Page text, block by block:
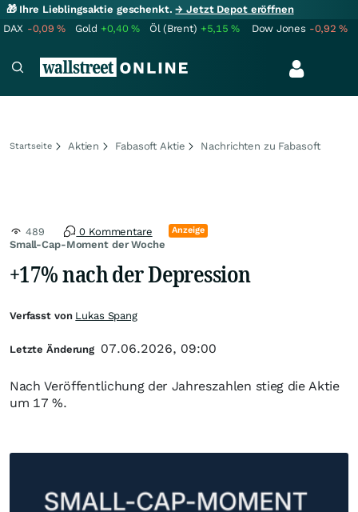
🎁 Ihre Lieblingsaktie geschenkt.→ Jetzt Depot eröffnen
DAX -0,09% Gold +0,40% Öl (Brent) +5,15% Dow Jones -0,92%
Startseite Aktien Fabasoft Aktie Nachrichten zu Fabasoft
Small-Cap-Moment der Woche
489 0 Kommentare Anzeige
+17% nach der Depression
Nach Veröffentlichung der Jahreszahlen stieg die Aktie
um 17 %.
Verfasst von Lukas Spang
Letzte Änderung 07.06.2026, 09:00